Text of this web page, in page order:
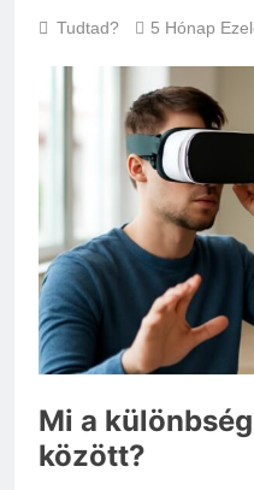
3
Tudtad? 5 Hónap
Mi a
között?